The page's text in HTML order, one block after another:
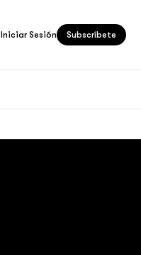
Iniciar Sesión Subscríbete